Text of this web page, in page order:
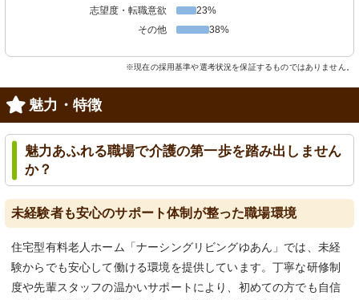
志望度・転職意欲
23%
その他
38%
※現在の採用基準や選考状況を保証するものではありません。
魅力・特徴
魅力あふれる職場で介護の第一歩を踏み出しません
か？
未経験者も安心のサポート体制が整った職場環境
住宅型有料老人ホーム「ナーシングリビングゆあん」では、未経
験からでも安心して働ける環境を提供しています。丁寧な研修制
度や先輩スタッフの温かいサポートにより、初めての方でも自信